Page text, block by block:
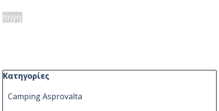
πηγη:
Παράλειψη μπλόκ Κατηγορίες
Κατηγορίες
Camping Asprovalta